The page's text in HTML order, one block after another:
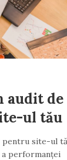
audit de
ul tău
pentru site-ul
a performanței